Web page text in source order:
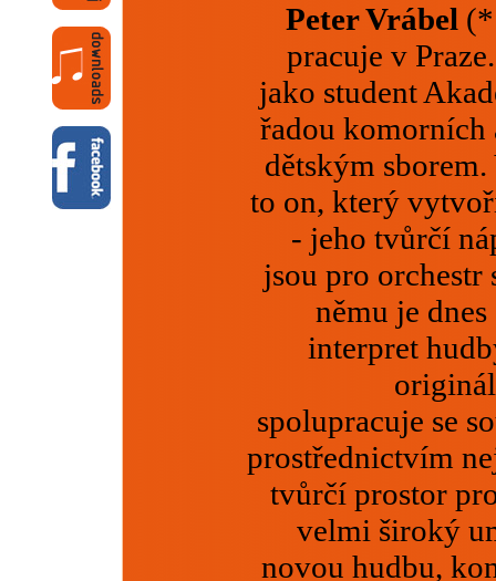
Peter Vrábel
pracuje v
jako student
řadou
dětským
to on, který
- jeho tvůrčí
jsou pro
němu je
interpret
spolupracuje se
prostřednictvím
tvůrčí prostor
velmi široký
novou hudbu,